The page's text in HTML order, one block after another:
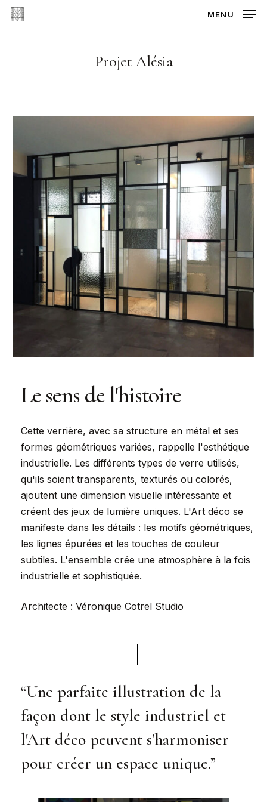
Skip
MENU
Projet Alésia
Le sens de l'histoire
Cette verrière, avec sa structure en métal et ses
formes géométriques variées, rappelle l'esthétique
industrielle. Les différents types de verre utilisés,
qu'ils soient transparents, texturés ou colorés,
ajoutent une dimension visuelle intéressante et
créent des jeux de lumière uniques. L'Art déco se
manifeste dans les détails : les motifs géométriques,
les lignes épurées et les touches de couleur
subtiles. L'ensemble crée une atmosphère à la fois
industrielle et sophistiquée.
Architecte : Véronique Cotrel Studio
“Une parfaite illustration de la
façon dont le style industriel et
l'Art déco peuvent s'harmoniser
pour créer un espace unique.”